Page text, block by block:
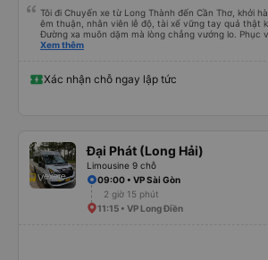
Tôi đi Chuyến xe từ Long Thành đến Cần Thơ, khởi
êm thuận, nhân viên lễ độ, tài xế vững tay quả thật khiến tôi an tâm, mãn ý.
Đường xa muôn dặm mà lòng chẳng vướng lo. Phục
nghiêm cẩn, hiếm thấy giữa thời buổi kim tiền vội vã.
Xem thêm
Xác nhận chỗ ngay lập tức
Đại Phát (Long Hải)
Limousine 9 chỗ
09:00 • VP Sài Gòn
2 giờ 15 phút
11:15 • VP Long Điền